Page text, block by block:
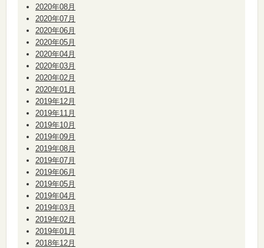
2020年08月
2020年07月
2020年06月
2020年05月
2020年04月
2020年03月
2020年02月
2020年01月
2019年12月
2019年11月
2019年10月
2019年09月
2019年08月
2019年07月
2019年06月
2019年05月
2019年04月
2019年03月
2019年02月
2019年01月
2018年12月